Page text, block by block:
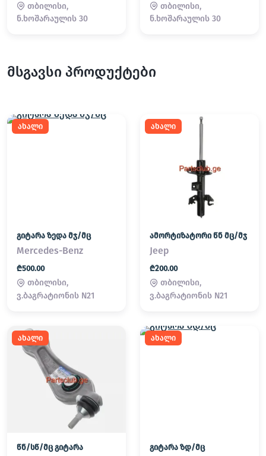
თბილისი,
ნ.ხოშარაულის 30
თბილისი,
ნ.ხოშარაულის 30
მსგავსი პროდუქტები
ახალი
გიტარა ზედა მჯ/მც
Mercedes-Benz
₾500.00
თბილისი,
ვ.ბაგრატიონის N21
ახალი
ამორტიზატორი წნ მც/მჯ
Jeep
₾200.00
თბილისი,
ვ.ბაგრატიონის N21
ახალი
წნ/სწ/მც გიტარა
ახალი
გიტარა ზდ/მც